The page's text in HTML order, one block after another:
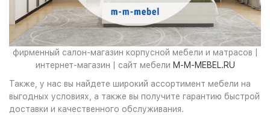
фирменный салон-магазин корпусной мебели и матрасов |
интернет-магазин | сайт мебели M-M-MEBEL.RU
Также, у нас вы найдете широкий ассортимент мебели на
выгодных условиях, а также вы получите гарантию быстрой
доставки и качественного обслуживания.